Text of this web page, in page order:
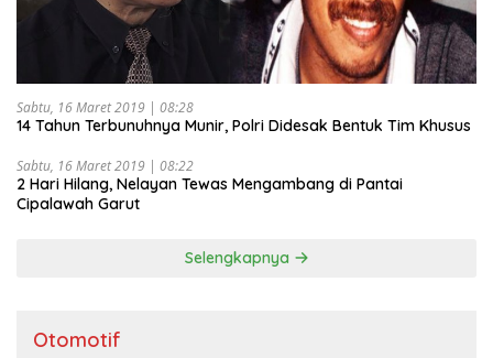
Sabtu, 16 Maret 2019 | 08:28
14 Tahun Terbunuhnya Munir, Polri Didesak Bentuk Tim Khusus
Sabtu, 16 Maret 2019 | 08:22
2 Hari Hilang, Nelayan Tewas Mengambang di Pantai
Cipalawah Garut
Selengkapnya
Otomotif